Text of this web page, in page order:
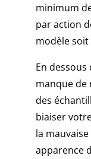
minimum
par action
modèle
En dessous
manque de
des
biaiser
la
apparence